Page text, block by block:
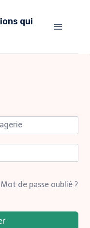
qui
Mot de passe oublié ?